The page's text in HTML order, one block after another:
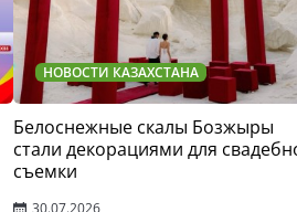
НОВОСТИ КАЗАХСТАНА
Белоснежные скалы Бозжыры
стали декорациями для
съемки
30.07.2026